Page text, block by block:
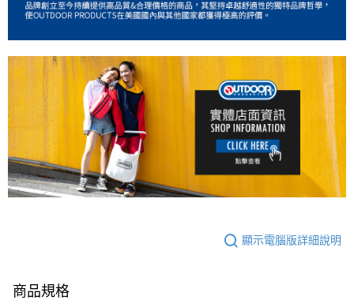
顯示電腦版詳細說明
商品規格